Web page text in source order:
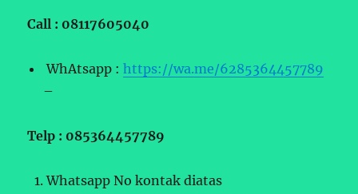
Call : 08117605040
WhAtsapp :https://wa.me/6285364457789
–
Telp : 085364457789
Whatsapp No kontak diatas